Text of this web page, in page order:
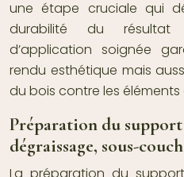
une étape cruciale qui
durabilité du résultat
d’application soignée
rendu esthétique mais
du bois contre les éléments
Préparation du support
dégraissage, sous-
La préparation du